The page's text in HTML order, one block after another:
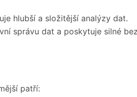
hlubší a složitější analýzy dat.
správu dat a poskytuje silné
patří: